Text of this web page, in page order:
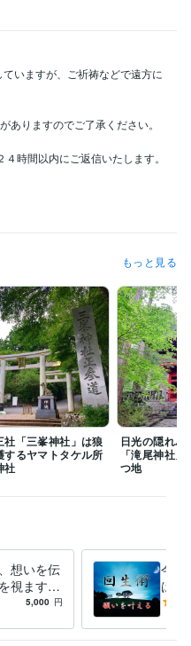
いますが、ご祈祷などで遠方に
ありますのでご了承ください。
時間以内にご返信いたします。
もっと見る
社「三峯神社」は狼
するヤマトタケル所
社
日光の隠れパ
「滝尾神社
つ地
想いを伝
視ます
・関係修
5,000 円
今ま
は必
２０
運ア